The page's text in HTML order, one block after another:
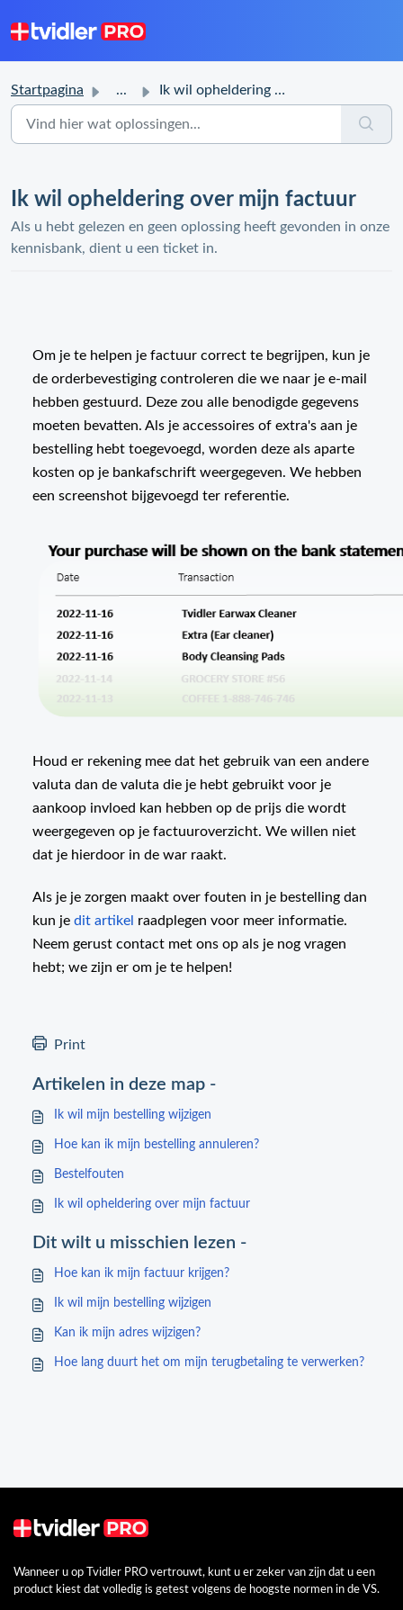
Startpagina ... Ik wil opheldering over mijn factuur
Ik wil opheldering over mijn factuur
Als u hebt gelezen en geen oplossing heeft gevonden in onze
kennisbank, dient u een ticket in.
Om je te helpen je factuur correct te begrijpen, kun je
de orderbevestiging controleren die we naar je e-mail
hebben gestuurd. Deze zou alle benodigde gegevens
moeten bevatten. Als je accessoires of extra's aan je
bestelling hebt toegevoegd, worden deze als aparte
kosten op je bankafschrift weergegeven. We hebben
een screenshot bijgevoegd ter referentie.
Houd er rekening mee dat het gebruik van een andere
valuta dan de valuta die je hebt gebruikt voor je
aankoop invloed kan hebben op de prijs die wordt
weergegeven op je factuuroverzicht. We willen niet
dat je hierdoor in de war raakt.
Als je je zorgen maakt over fouten in je bestelling dan
kun je dit artikel raadplegen voor meer informatie.
Neem gerust contact met ons op als je nog vragen
hebt; we zijn er om je te helpen!
Print
Artikelen in deze map -
Ik wil mijn bestelling wijzigen
Hoe kan ik mijn bestelling annuleren?
Bestelfouten
Ik wil opheldering over mijn factuur
Dit wilt u misschien lezen -
Hoe kan ik mijn factuur krijgen?
Ik wil mijn bestelling wijzigen
Kan ik mijn adres wijzigen?
Hoe lang duurt het om mijn terugbetaling te verwerken?
Wanneer u op Tvidler PRO vertrouwt, kunt u er zeker van zijn dat u een
product kiest dat volledig is getest volgens de hoogste normen in de VS.